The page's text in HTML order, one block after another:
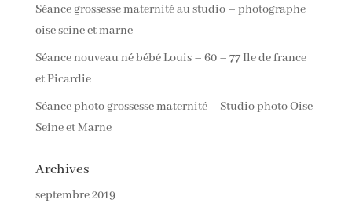
Séance grossesse maternité au studio – photographe
oise seine et marne
Séance nouveau né bébé Louis – 60 – 77 Ile de france
et Picardie
Séance photo grossesse maternité – Studio photo Oise
Seine et Marne
Archives
septembre 2019